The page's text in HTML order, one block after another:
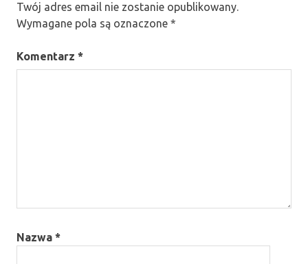
Twój adres email nie zostanie opublikowany.
Wymagane pola są oznaczone *
Komentarz *
Nazwa *